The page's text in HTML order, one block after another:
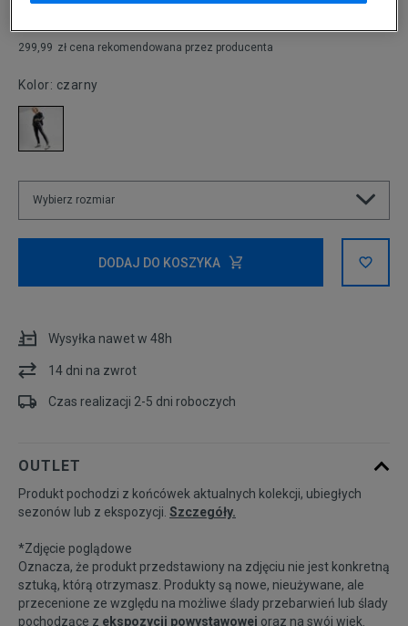
299,99 zł cena rekomendowana przez producenta
Kolor: czarny
Wybierz rozmiar
36
38
42 Powiadom o dostępności
DODAJ DO KOSZYKA
Wysyłka nawet w 48h
14 dni na zwrot
Czas realizacji 2-5 dni roboczych
OUTLET
Produkt pochodzi z końcówek aktualnych kolekcji, ubiegłych
sezonów lub z ekspozycji. Szczegóły.
*Zdjęcie poglądowe
Oznacza, że produkt przedstawiony na zdjęciu nie jest konkretną
sztuką, którą otrzymasz. Produkty są nowe, nieużywane, ale
przecenione ze względu na możliwe ślady przebarwień lub ślady
pochodzące z ekspozycji powystawowej oraz na swój wiek.